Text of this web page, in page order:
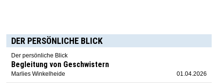
DER PERSÖNLICHE BLICK
Der persönliche Blick
Begleitung von Geschwistern
Marlies Winkelheide 01.04.2026